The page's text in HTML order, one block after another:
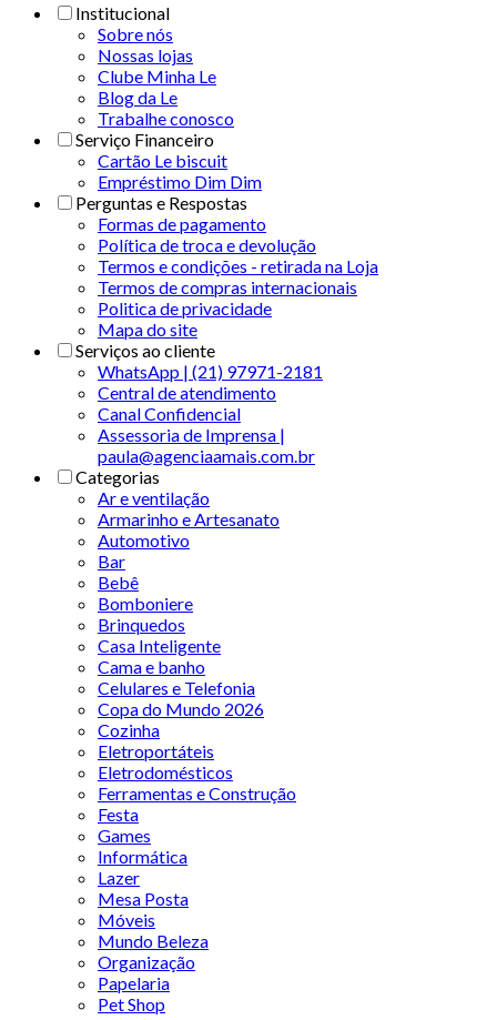
Institucional
Sobre nós
Nossas lojas
Clube Minha Le
Blog da Le
Trabalhe conosco
Serviço Financeiro
Cartão Le biscuit
Empréstimo Dim Dim
Perguntas e Respostas
Formas de pagamento
Política de troca e devolução
Termos e condições - retirada na Loja
Termos de compras internacionais
Politica de privacidade
Mapa do site
Serviços ao cliente
WhatsApp | (21) 97971-2181
Central de atendimento
Canal Confidencial
Assessoria de Imprensa |
paula@agenciaamais.com.br
Categorias
Ar e ventilação
Armarinho e Artesanato
Automotivo
Bar
Bebê
Bomboniere
Brinquedos
Casa Inteligente
Cama e banho
Celulares e Telefonia
Copa do Mundo 2026
Cozinha
Eletroportáteis
Eletrodomésticos
Ferramentas e Construção
Festa
Games
Informática
Lazer
Mesa Posta
Móveis
Mundo Beleza
Organização
Papelaria
Pet Shop